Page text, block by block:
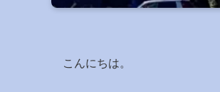
こんにちは。